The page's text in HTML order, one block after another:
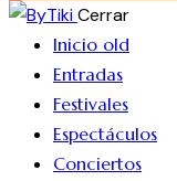
Cerrar
Inicio old
Entradas
Festivales
Espectáculos
Conciertos